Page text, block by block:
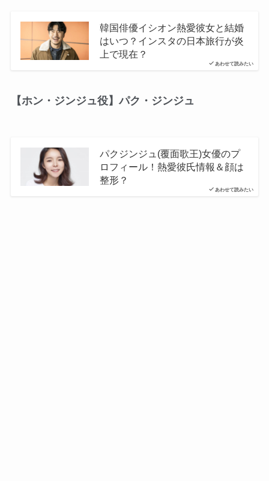
あわせて読みたい
韓国俳優イシオン熱愛彼女と結婚
はいつ？インスタの日本旅行が炎
上で現在？
【ホン・ジンジュ役】パク・ジンジュ
あわせて読みたい
パクジンジュ(覆面歌王)女優のプ
ロフィール！熱愛彼氏情報＆顔は
整形？